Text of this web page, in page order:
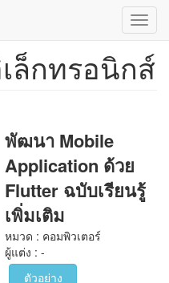
ล็กทรอนิกส์
พัฒนา Mobile
Application ด้วย
Flutter ฉบับเรียนรู้
เพิ่มเติม
หมวด : คอมพิวเตอร์
ผู้แต่ง : -
ตัวอย่าง